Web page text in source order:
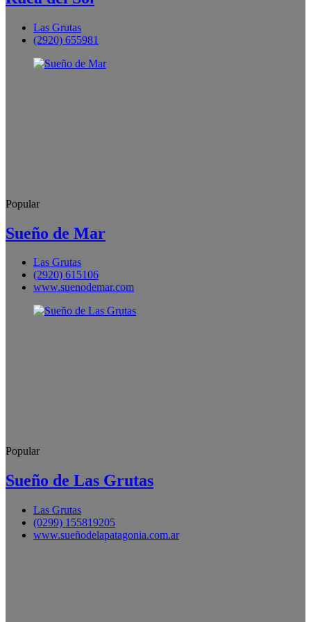
Las Grutas
(2920) 655981
Popular
Sueño de Mar
Las Grutas
(2920) 615106
www.suenodemar.com
Popular
Sueño de Las Grutas
Las Grutas
(0299) 155819205
www.sueñodelapatagonia.com.ar